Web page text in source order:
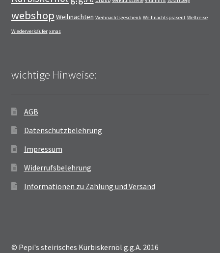
webshop Weihnachten Weihnachtsgeschenk Weihnachtspräsent Weltreise
Wiederverkäufer xmas
wichtige Hinweise:
AGB
Datenschutzbelehrung
Impressum
Widerrufsbelehrung
Informationen zu Zahlung und Versand
© Pepi's steirisches Kürbiskernöl g.g.A. 2016